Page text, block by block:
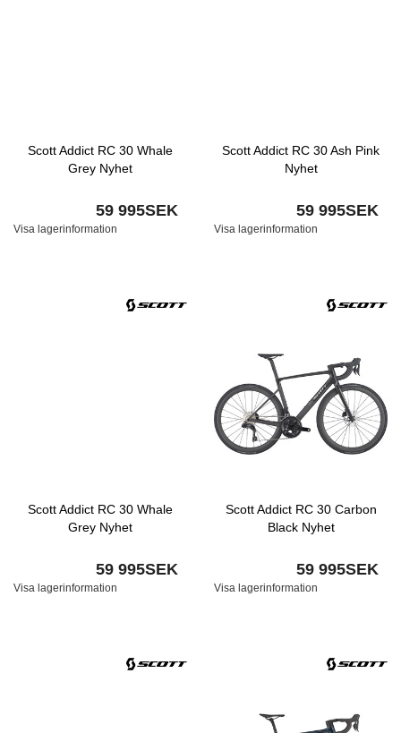
Scott Addict RC 30 Whale
Grey Nyhet
59 995SEK
Visa lagerinformation
Scott Addict RC 30 Ash Pink
Nyhet
59 995SEK
Visa lagerinformation
Scott Addict RC 30 Whale
Grey Nyhet
59 995SEK
Visa lagerinformation
Scott Addict RC 30 Carbon
Black Nyhet
59 995SEK
Visa lagerinformation